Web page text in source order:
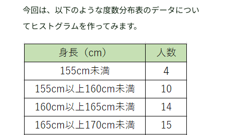
今回は、以下のような度数分布表のデータについ
てヒストグラムを作ってみます。